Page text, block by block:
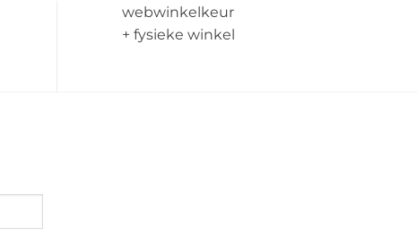
webwinkelkeur
+ fysieke winkel